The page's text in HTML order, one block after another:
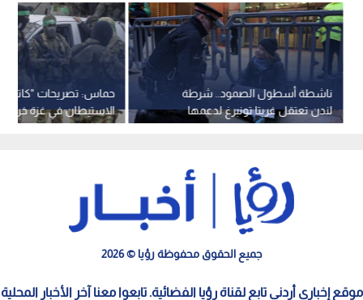
حماس: تصريحات
الاستيطان في غزة خرق
اطلاق النار.. فيديو
ناشطة أسطول الصمود.. شرطة
لندن تعتقل غريتا تونبرغ لدعمها
منظمة مؤيدة للفلسطينيين
جميع الحقوق محفوظة رؤيا © 2026
موقع إخباري أردني تابع لقناة رؤيا الفضائية. تابعوا معنا آخر الأخبار المحلية